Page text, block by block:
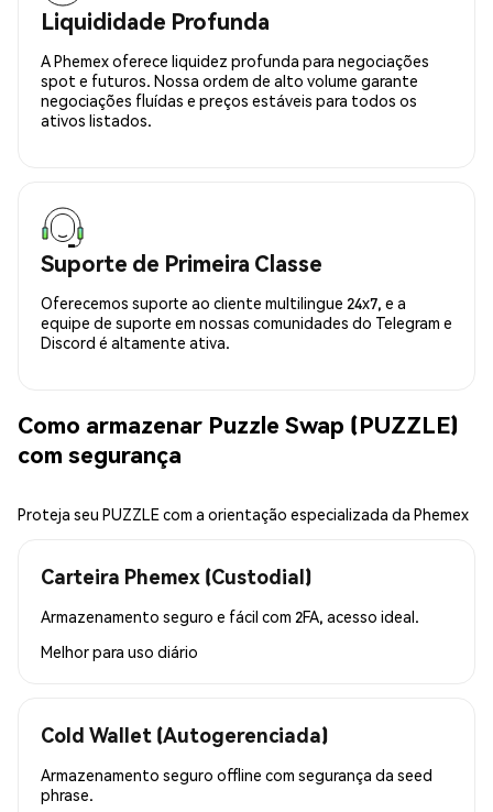
Liquididade Profunda
A Phemex oferece liquidez profunda para negociações
spot e futuros. Nossa ordem de alto volume garante
negociações fluídas e preços estáveis para todos os
ativos listados.
Suporte de Primeira Classe
Oferecemos suporte ao cliente multilingue 24x7, e a
equipe de suporte em nossas comunidades do Telegram e
Discord é altamente ativa.
Como armazenar Puzzle Swap (PUZZLE)
com segurança
Proteja seu PUZZLE com a orientação especializada da Phemex
Carteira Phemex (Custodial)
Armazenamento seguro e fácil com 2FA, acesso ideal.
Melhor para uso diário
Cold Wallet (Autogerenciada)
Armazenamento seguro offline com segurança da seed
phrase.